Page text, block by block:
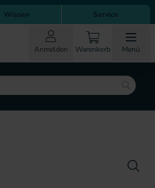
Direkt zum Inhalt
Wissen Service
Anmelden Warenkorb Menü